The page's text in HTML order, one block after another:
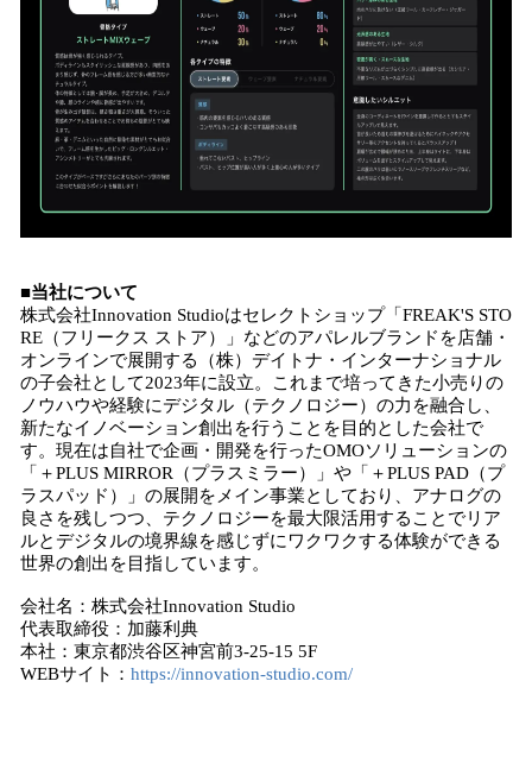
■当社について
株式会社Innovation Studioはセレクトショップ「FREAK'S STO
RE（フリークス ストア）」などのアパレルブランドを店舗・
オンラインで展開する（株）デイトナ・インターナショナル
の子会社として2023年に設立。これまで培ってきた小売りの
ノウハウや経験にデジタル（テクノロジー）の力を融合し、
新たなイノベーション創出を行うことを目的とした会社で
す。現在は自社で企画・開発を行ったOMOソリューションの
「＋PLUS MIRROR（プラスミラー）」や「＋PLUS PAD（プ
ラスパッド）」の展開をメイン事業としており、アナログの
良さを残しつつ、テクノロジーを最大限活用することでリア
ルとデジタルの境界線を感じずにワクワクする体験ができる
世界の創出を目指しています。
会社名：株式会社Innovation Studio
代表取締役：加藤利典
本社：東京都渋谷区神宮前3‐25‐15 5F
WEBサイト： https://innovation-studio.com/